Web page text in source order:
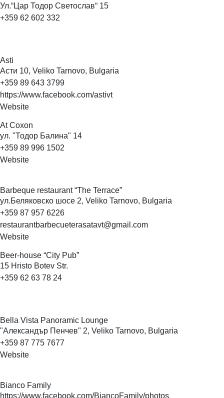
Ул.“Цар Тодор Светослав“ 15
+359 62 602 332
Asti
Асти 10, Veliko Tarnovo, Bulgaria
+359 89 643 3799
https://www.facebook.com/astivt
Website
AtCoxon
ул. "Тодор Балина" 14
+359 89 996 1502
Website
Barbeque restaurant “The Terrace”
ул.Беляковско шосе 2, Veliko Tarnovo, Bulgaria
+359 87 957 6226
restaurantbarbecueterasatavt@gmail.com
Website
Beer-house “City Pub”
15 Hristo Botev Str.
+359 62 63 78 24
Bella Vista Panoramic Lounge
"Александър Пенчев" 2, Veliko Tarnovo, Bulgaria
+359 87 775 7677
Website
Bianco Family
https://www.facebook.com/BiancoFamily/photos